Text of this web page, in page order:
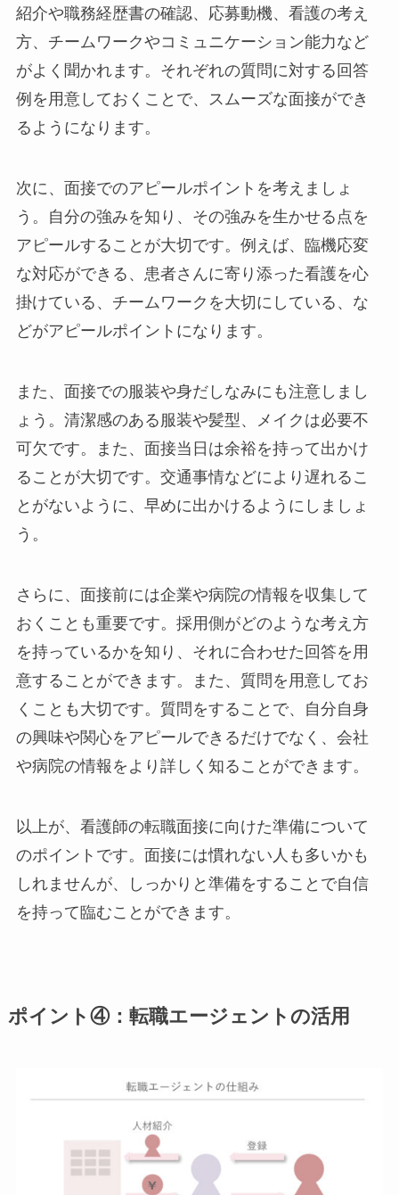
紹介や職務経歴書の確認、応募動機、看護の考え
方、チームワークやコミュニケーション能力など
がよく聞かれます。それぞれの質問に対する回答
例を用意しておくことで、スムーズな面接ができ
るようになります。
次に、面接でのアピールポイントを考えましょ
う。自分の強みを知り、その強みを生かせる点を
アピールすることが大切です。例えば、臨機応変
な対応ができる、患者さんに寄り添った看護を心
掛けている、チームワークを大切にしている、な
どがアピールポイントになります。
また、面接での服装や身だしなみにも注意しまし
ょう。清潔感のある服装や髪型、メイクは必要不
可欠です。また、面接当日は余裕を持って出かけ
ることが大切です。交通事情などにより遅れるこ
とがないように、早めに出かけるようにしましょ
う。
さらに、面接前には企業や病院の情報を収集して
おくことも重要です。採用側がどのような考え方
を持っているかを知り、それに合わせた回答を用
意することができます。また、質問を用意してお
くことも大切です。質問をすることで、自分自身
の興味や関心をアピールできるだけでなく、会社
や病院の情報をより詳しく知ることができます。
以上が、看護師の転職面接に向けた準備について
のポイントです。面接には慣れない人も多いかも
しれませんが、しっかりと準備をすることで自信
を持って臨むことができます。
ポイント④：転職エージェントの活用